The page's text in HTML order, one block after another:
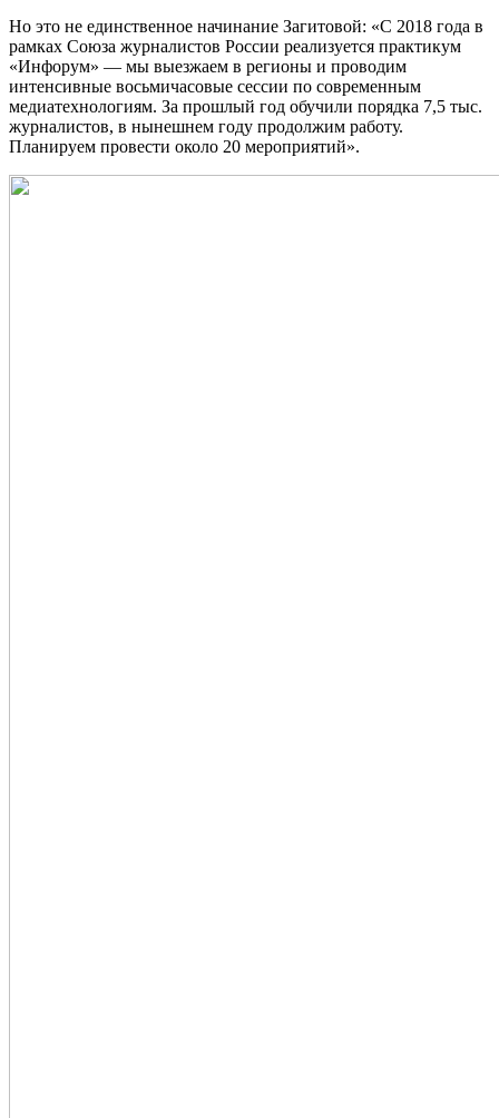
Но это не единственное начинание Загитовой: «С 2018 года в
рамках Союза журналистов России реализуется практикум
«Инфорум» — мы выезжаем в регионы и проводим
интенсивные восьмичасовые сессии по современным
медиатехнологиям. За прошлый год обучили порядка 7,5 тыс.
журналистов, в нынешнем году продолжим работу.
Планируем провести около 20 мероприятий».